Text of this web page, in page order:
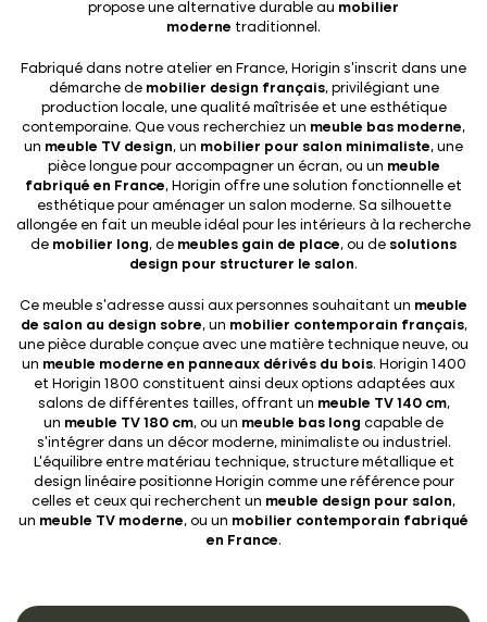
propose une alternative durable au mobilier
moderne traditionnel.
Fabriqué dans notre atelier en France, Horigin s’inscrit dans une
démarche de mobilier design français, privilégiant une
production locale, une qualité maîtrisée et une esthétique
contemporaine. Que vous recherchiez un meuble bas moderne,
un meuble TV design, un mobilier pour salon minimaliste, une
pièce longue pour accompagner un écran, ou un meuble
fabriqué en France, Horigin offre une solution fonctionnelle et
esthétique pour aménager un salon moderne. Sa silhouette
allongée en fait un meuble idéal pour les intérieurs à la recherche
de mobilier long, de meubles gain de place, ou de solutions
design pour structurer le salon.
Ce meuble s’adresse aussi aux personnes souhaitant un meuble
de salon au design sobre, un mobilier contemporain français,
une pièce durable conçue avec une matière technique neuve, ou
un meuble moderne en panneaux dérivés du bois. Horigin 1400
et Horigin 1800 constituent ainsi deux options adaptées aux
salons de différentes tailles, offrant un meuble TV 140 cm,
un meuble TV 180 cm, ou un meuble bas long capable de
s’intégrer dans un décor moderne, minimaliste ou industriel.
L’équilibre entre matériau technique, structure métallique et
design linéaire positionne Horigin comme une référence pour
celles et ceux qui recherchent un meuble design pour salon,
un meuble TV moderne, ou un mobilier contemporain fabriqué
en France.